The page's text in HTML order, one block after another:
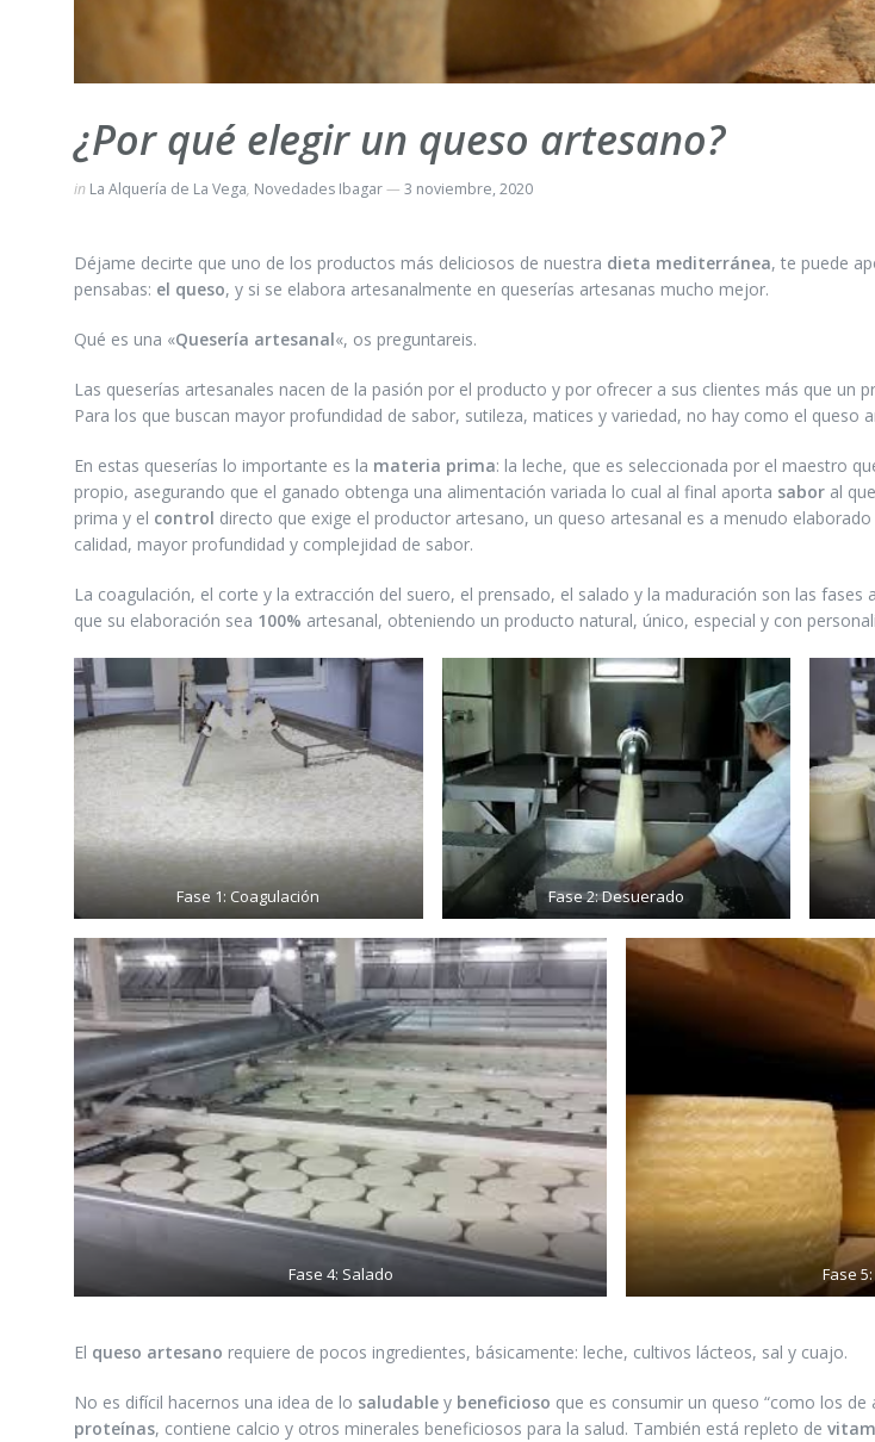
¿Por qué elegir un queso artesano?
in La Alquería de La Vega, Novedades Ibagar 3 noviembre, 2020
Déjame decirte que uno de los productos más deliciosos de nuestra dieta mediterránea, te puede
pensabas: el queso, y si se elabora artesanalmente en queserías artesanas mucho mejor.
Qué es una «Quesería artesanal«, os preguntareis.
Las queserías artesanales nacen de la pasión por el producto y por ofrecer a sus clientes más que un
Para los que buscan mayor profundidad de sabor, sutileza, matices y variedad, no hay como el queso
En estas queserías lo importante es la materia prima: la leche, que es seleccionada por el maestro
propio, asegurando que el ganado obtenga una alimentación variada lo cual al final aporta sabor al
prima y el control directo que exige el productor artesano, un queso artesanal es a menudo
calidad, mayor profundidad y complejidad de sabor.
La coagulación, el corte y la extracción del suero, el prensado, el salado y la maduración son las fases
que su elaboración sea 100% artesanal, obteniendo un producto natural, único, especial y con
Fase 1: Coagulación Fase 2: Desuerado
Fase 4: Salado Fase
El queso artesano requiere de pocos ingredientes, básicamente: leche, cultivos lácteos, sal y cuajo.
No es difícil hacernos una idea de lo saludable y beneficioso que es consumir un queso “como los de
proteínas, contiene calcio y otros minerales beneficiosos para la salud. También está repleto de